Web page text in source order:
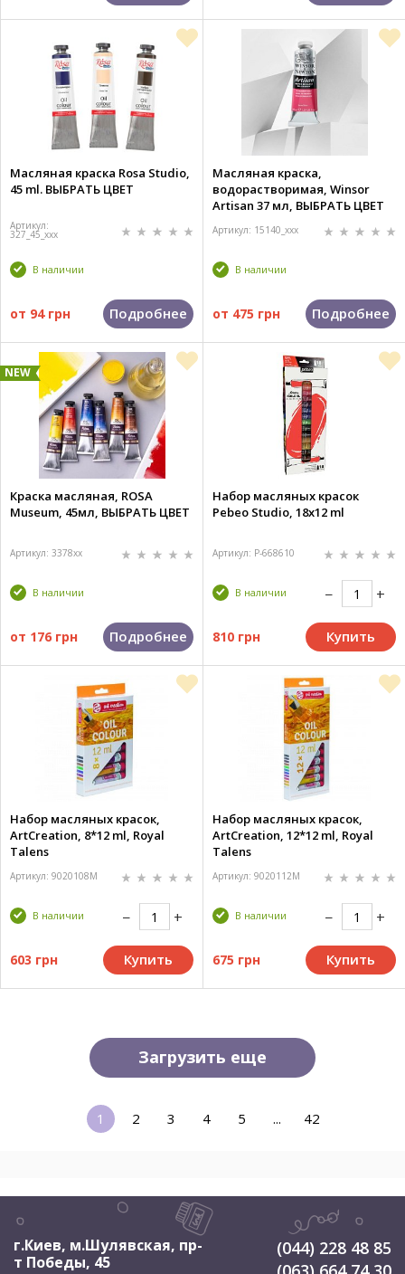
Масляная краска Rosa Studio,
45 ml. ВЫБРАТЬ ЦВЕТ
Артикул:
327_45_xxx
В наличии
от 94 грн Подробнее
Масляная краска,
водорастворимая, Winsor
Artisan 37 мл, ВЫБРАТЬ ЦВЕТ
Артикул: 15140_xxx
В наличии
от 475 грн Подробнее
NEW
Краска масляная, ROSA
Museum, 45мл, ВЫБРАТЬ ЦВЕТ
Артикул: 3378хх
В наличии
от 176 грн Подробнее
Набор масляных красок
Pebeo Studio, 18x12 ml
Артикул: P-668610
В наличии
810 грн Купить
Набор масляных красок,
ArtCreation, 8*12 ml, Royal
Talens
Артикул: 9020108M
В наличии
603 грн Купить
Набор масляных красок,
ArtCreation, 12*12 ml, Royal
Talens
Артикул: 9020112M
В наличии
675 грн Купить
Загрузить еще
1 2 3 4 5 ... 42
г.Киев, м.Шулявская, пр-
т Победы, 45
(044) 228 48 85